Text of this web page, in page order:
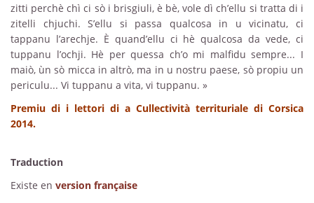
zitti perchè chì ci sò i brisgiuli, è bè, vole dì ch’ellu si tratta di i
zitelli chjuchi. S’ellu si passa qualcosa in u vicinatu, ci
tappanu l’arechje. È quand’ellu ci hè qualcosa da vede, ci
tuppanu l’ochji. Hè per quessa ch’o mi malfidu sempre... I
maiò, ùn sò micca in altrò, ma in u nostru paese, sò propiu un
periculu... Vi tuppanu a vita, vi tuppanu. »
Premiu di i lettori di a Cullectività territuriale di Corsica
2014.
Traduction
Existe en version française